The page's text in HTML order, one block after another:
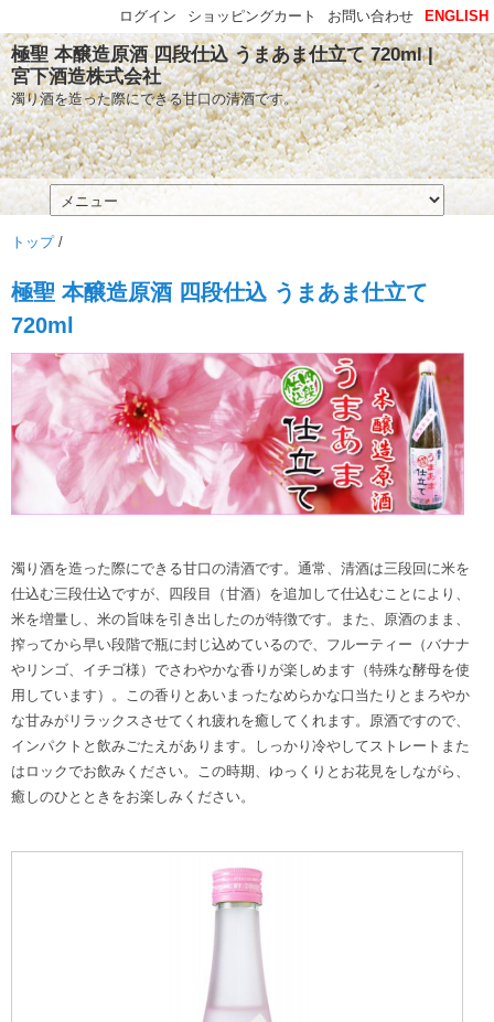
極聖 本醸造原酒 四段仕込 うまあま仕立て 720ml |
宮下酒造株式会社
濁り酒を造った際にできる甘口の清酒です。
トップ/
極聖 本醸造原酒 四段仕込 うまあま仕立て
720ml
濁り酒を造った際にできる甘口の清酒です。通常、清酒は三段回に米を
仕込む三段仕込ですが、四段目（甘酒）を追加して仕込むことにより、
米を増量し、米の旨味を引き出したのが特徴です。また、原酒のまま、
搾ってから早い段階で瓶に封じ込めているので、フルーティー（バナナ
やリンゴ、イチゴ様）でさわやかな香りが楽しめます（特殊な酵母を使
用しています）。この香りとあいまったなめらかな口当たりとまろやか
な甘みがリラックスさせてくれ疲れを癒してくれます。原酒ですので、
インパクトと飲みごたえがあります。しっかり冷やしてストレートまた
はロックでお飲みください。この時期、ゆっくりとお花見をしながら、
癒しのひとときをお楽しみください。
ENGLISH
お問い合わせ
ショッピングカート
ログイン